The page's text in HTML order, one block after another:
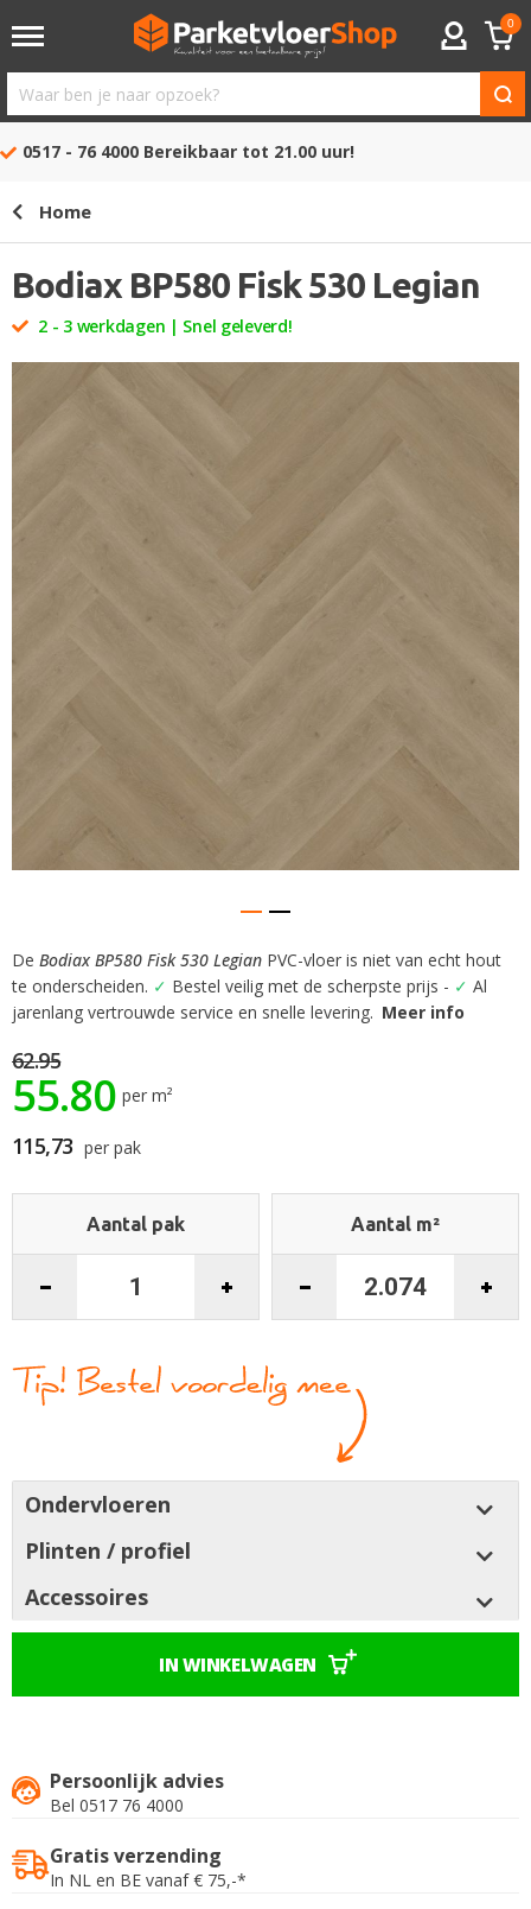
ACCOUNT
0
Waar
ben
opzoek?
0517 - 76 4000 Bereikbaar tot 21.00 uur!
Home
Bodiax BP580 Fisk 530 Legian
2 - 3 werkdagen | Snel geleverd!
Ga
naar
het
van
de
afbeeldingen-
De Bodiax BP580 Fisk 530 Legian PVC-vloer is niet van echt hout
te onderscheiden. ✓ Bestel veilig met de scherpste prijs - ✓ Al
jarenlang vertrouwde service en snelle levering. Meer info
62.95
55.80 per m²
115,73 per pak
Aantal pak Aantal m²
Ondervloeren
Plinten / profiel
Accessoires
IN WINKELWAGEN
Persoonlijk advies
Bel 0517 76 4000
Gratis verzending
In NL en BE vanaf € 75,-*